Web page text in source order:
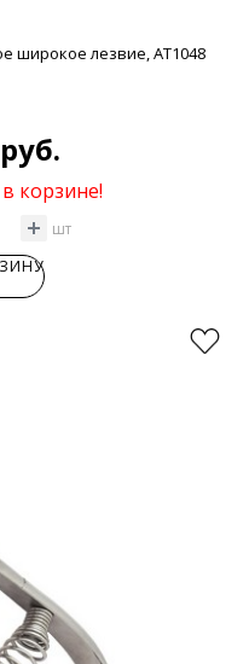
широкое лезвие, АТ1048
корзине!
шт